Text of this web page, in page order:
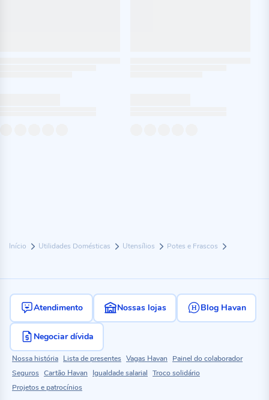
Início Utilidades Domésticas Utensílios Potes e Frascos
Atendimento Nossas lojas Blog Havan
Negociar dívida
Nossa história Lista de presentes Vagas Havan
Painel do colaborador
Seguros Cartão Havan Igualdade salarial Troco solidário
Projetos e patrocínios